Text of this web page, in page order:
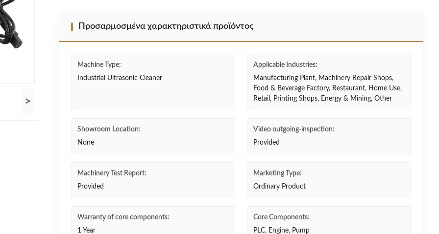
>
Προσαρμοσμένα χαρακτηριστικά προϊόντος
Machine Type:
Industrial Ultrasonic Cleaner
Applicable Industries:
Manufacturing Plant, Machinery Repair Shops,
Food & Beverage Factory, Restaurant, Home Use,
Retail, Printing Shops, Energy & Mining, Other
Showroom Location:
None
Video outgoing-inspection:
Provided
Machinery Test Report:
Provided
Marketing Type:
Ordinary Product
Warranty of core components:
1 Year
Core Components:
PLC, Engine, Pump